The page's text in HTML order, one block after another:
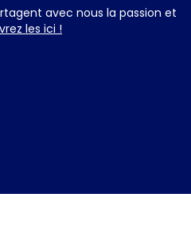
avec nous la passion et
les ici !